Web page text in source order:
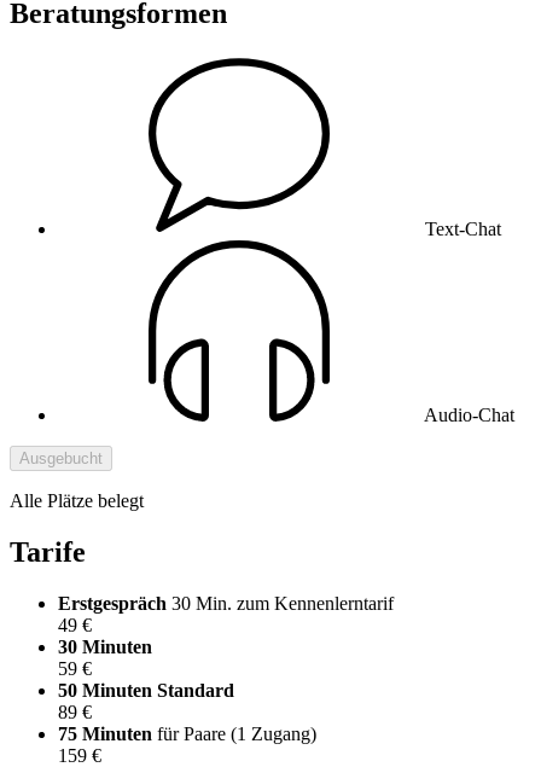
Beratungsformen
Text-Chat
Audio-Chat
Ausgebucht
Alle Plätze belegt
Tarife
Erstgespräch 30 Min. zum Kennenlerntarif
49 €
30 Minuten
59 €
50 Minuten Standard
89 €
75 Minuten für Paare (1 Zugang)
159 €